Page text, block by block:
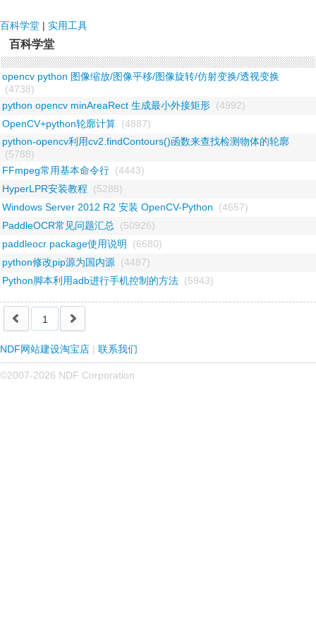
百科学堂 | 实用工具
百科学堂
opencv python 图像缩放/图像平移/图像旋转/仿射变换/透视变换
(4738)
python opencv minAreaRect 生成最小外接矩形 (4992)
OpenCV+python轮廓计算 (4887)
python-opencv利用cv2.findContours()函数来查找检测物体的轮廓
(5788)
FFmpeg常用基本命令行 (4443)
HyperLPR安装教程
(5288)
Windows Server 2012 R2 安装 OpenCV-Python
(4657)
PaddleOCR常见问题汇总
(50926)
paddleocr package使用说明
(6680)
python修改pip源为国内源 (4487)
Python脚本利用adb进行手机控制的方法 (5943)
1
NDF网站建设淘宝店 | 联系我们
©2007-2026 NDF Corporation